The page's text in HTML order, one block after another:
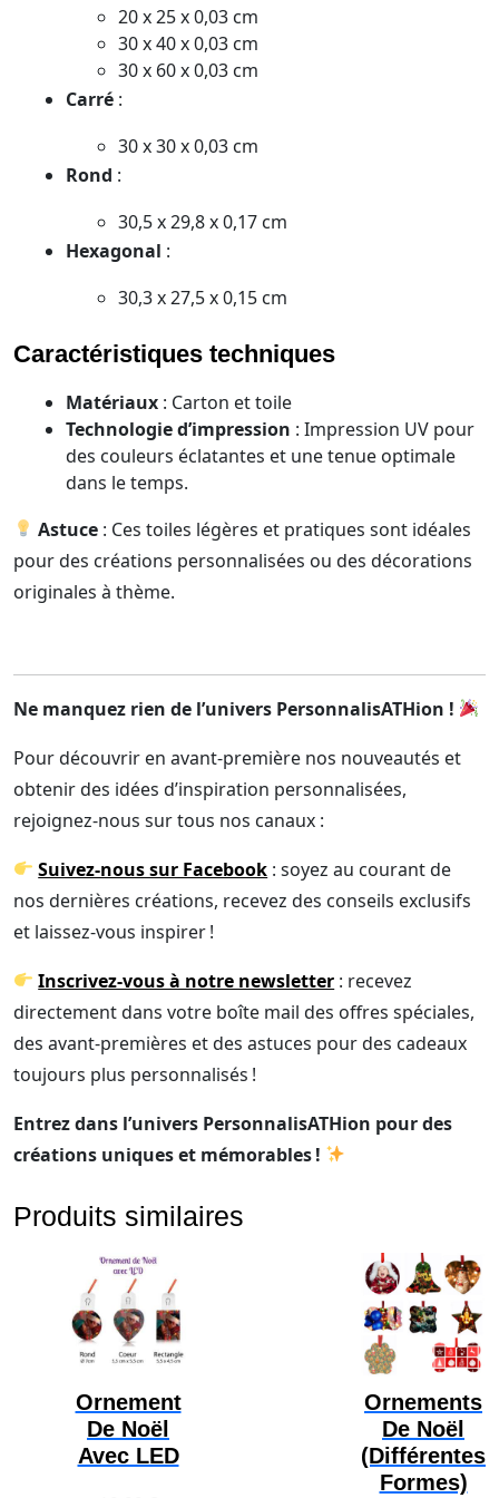
20 x 25 x 0,03 cm
30 x 40 x 0,03 cm
30 x 60 x 0,03 cm
Carré :
30 x 30 x 0,03 cm
Rond :
30,5 x 29,8 x 0,17 cm
Hexagonal :
30,3 x 27,5 x 0,15 cm
Caractéristiques techniques
Matériaux : Carton et toile
Technologie d’impression : Impression UV pour
des couleurs éclatantes et une tenue optimale
dans le temps.
Astuce : Ces toiles légères et pratiques sont idéales
pour des créations personnalisées ou des décorations
originales à thème.
Ne manquez rien de l’univers PersonnalisATHion !
Pour découvrir en avant-première nos nouveautés et
obtenir des idées d’inspiration personnalisées,
rejoignez-nous sur tous nos canaux :
Suivez-nous sur Facebook : soyez au courant de
nos dernières créations, recevez des conseils exclusifs
et laissez-vous inspirer !
Inscrivez-vous à notre newsletter : recevez
directement dans votre boîte mail des offres spéciales,
des avant-premières et des astuces pour des cadeaux
toujours plus personnalisés !
Entrez dans l’univers PersonnalisATHion pour des
créations uniques et mémorables !
Produits similaires
Ornement
De Noël
Avec LED
Ornements
De Noël
(différentes
Formes)